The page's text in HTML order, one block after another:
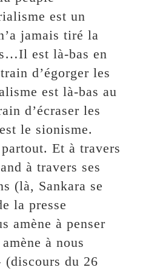
est un
jamais tiré la
est là-bas en
d’égorger les
est là-bas au
d’écraser les
le sionisme.
Et à travers
à travers ses
(là, Sankara se
la presse
amène à penser
à nous
du 26